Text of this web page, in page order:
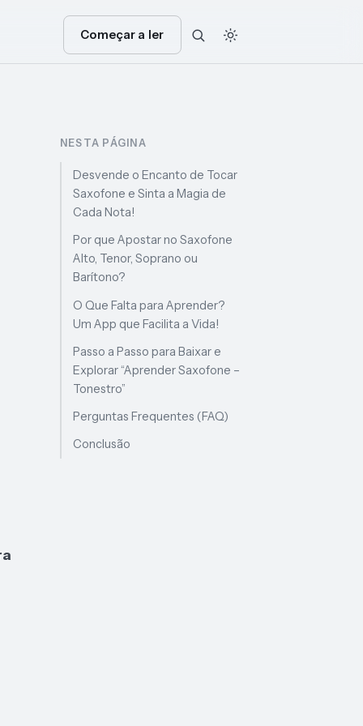
Começar a ler
NESTA PÁGINA
Desvende o Encanto de Tocar
Saxofone e Sinta a Magia de
Cada Nota!
Por que Apostar no Saxofone
Alto, Tenor, Soprano ou
Barítono?
O Que Falta para Aprender?
Um App que Facilita a Vida!
Passo a Passo para Baixar e
Explorar “Aprender Saxofone –
Tonestro”
Perguntas Frequentes (FAQ)
Conclusão